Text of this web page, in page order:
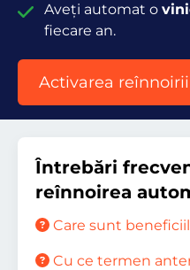
Aveți automat o
fiecare an.
Activarea
Întrebări
reînnoirea
Care sunt
Cu ce termen